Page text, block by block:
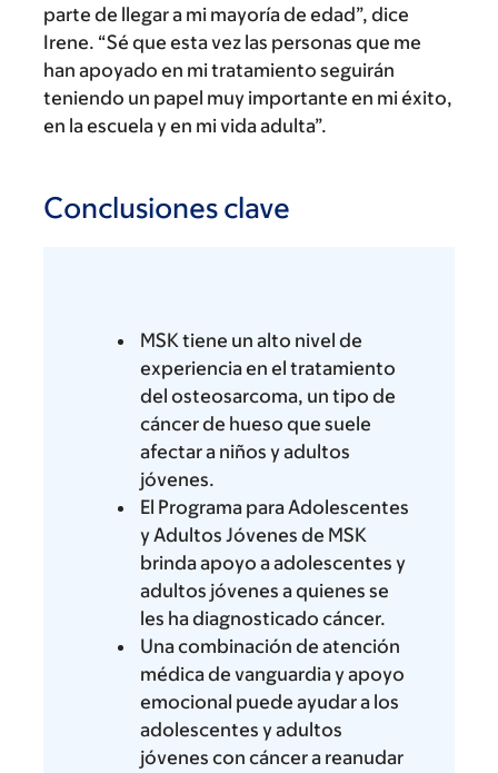
parte de llegar a mi mayoría de edad”, dice
Irene. “Sé que esta vez las personas que me
han apoyado en mi tratamiento seguirán
teniendo un papel muy importante en mi éxito,
en la escuela y en mi vida adulta”.
Conclusiones clave
MSK tiene un alto nivel de
experiencia en el tratamiento
del osteosarcoma, un tipo de
cáncer de hueso que suele
afectar a niños y adultos
jóvenes.
El Programa para Adolescentes
y Adultos Jóvenes de MSK
brinda apoyo a adolescentes y
adultos jóvenes a quienes se
les ha diagnosticado cáncer.
Una combinación de atención
médica de vanguardia y apoyo
emocional puede ayudar a los
adolescentes y adultos
jóvenes con cáncer a reanudar